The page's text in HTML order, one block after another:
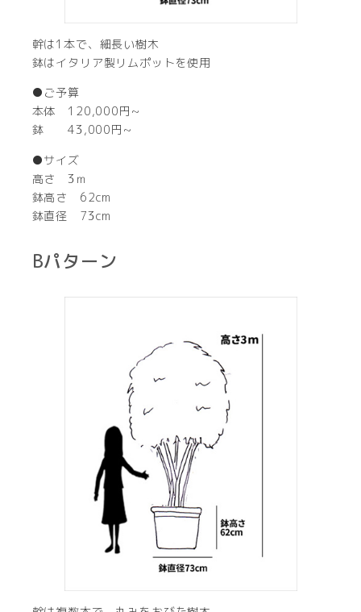
幹は1本で、細長い樹木
鉢はイタリア製リムポットを使用
●ご予算
本体 120,000円~
鉢 43,000円~
●サイズ
高さ 3ｍ
鉢高さ 62cm
鉢直径 73cm
Bパターン